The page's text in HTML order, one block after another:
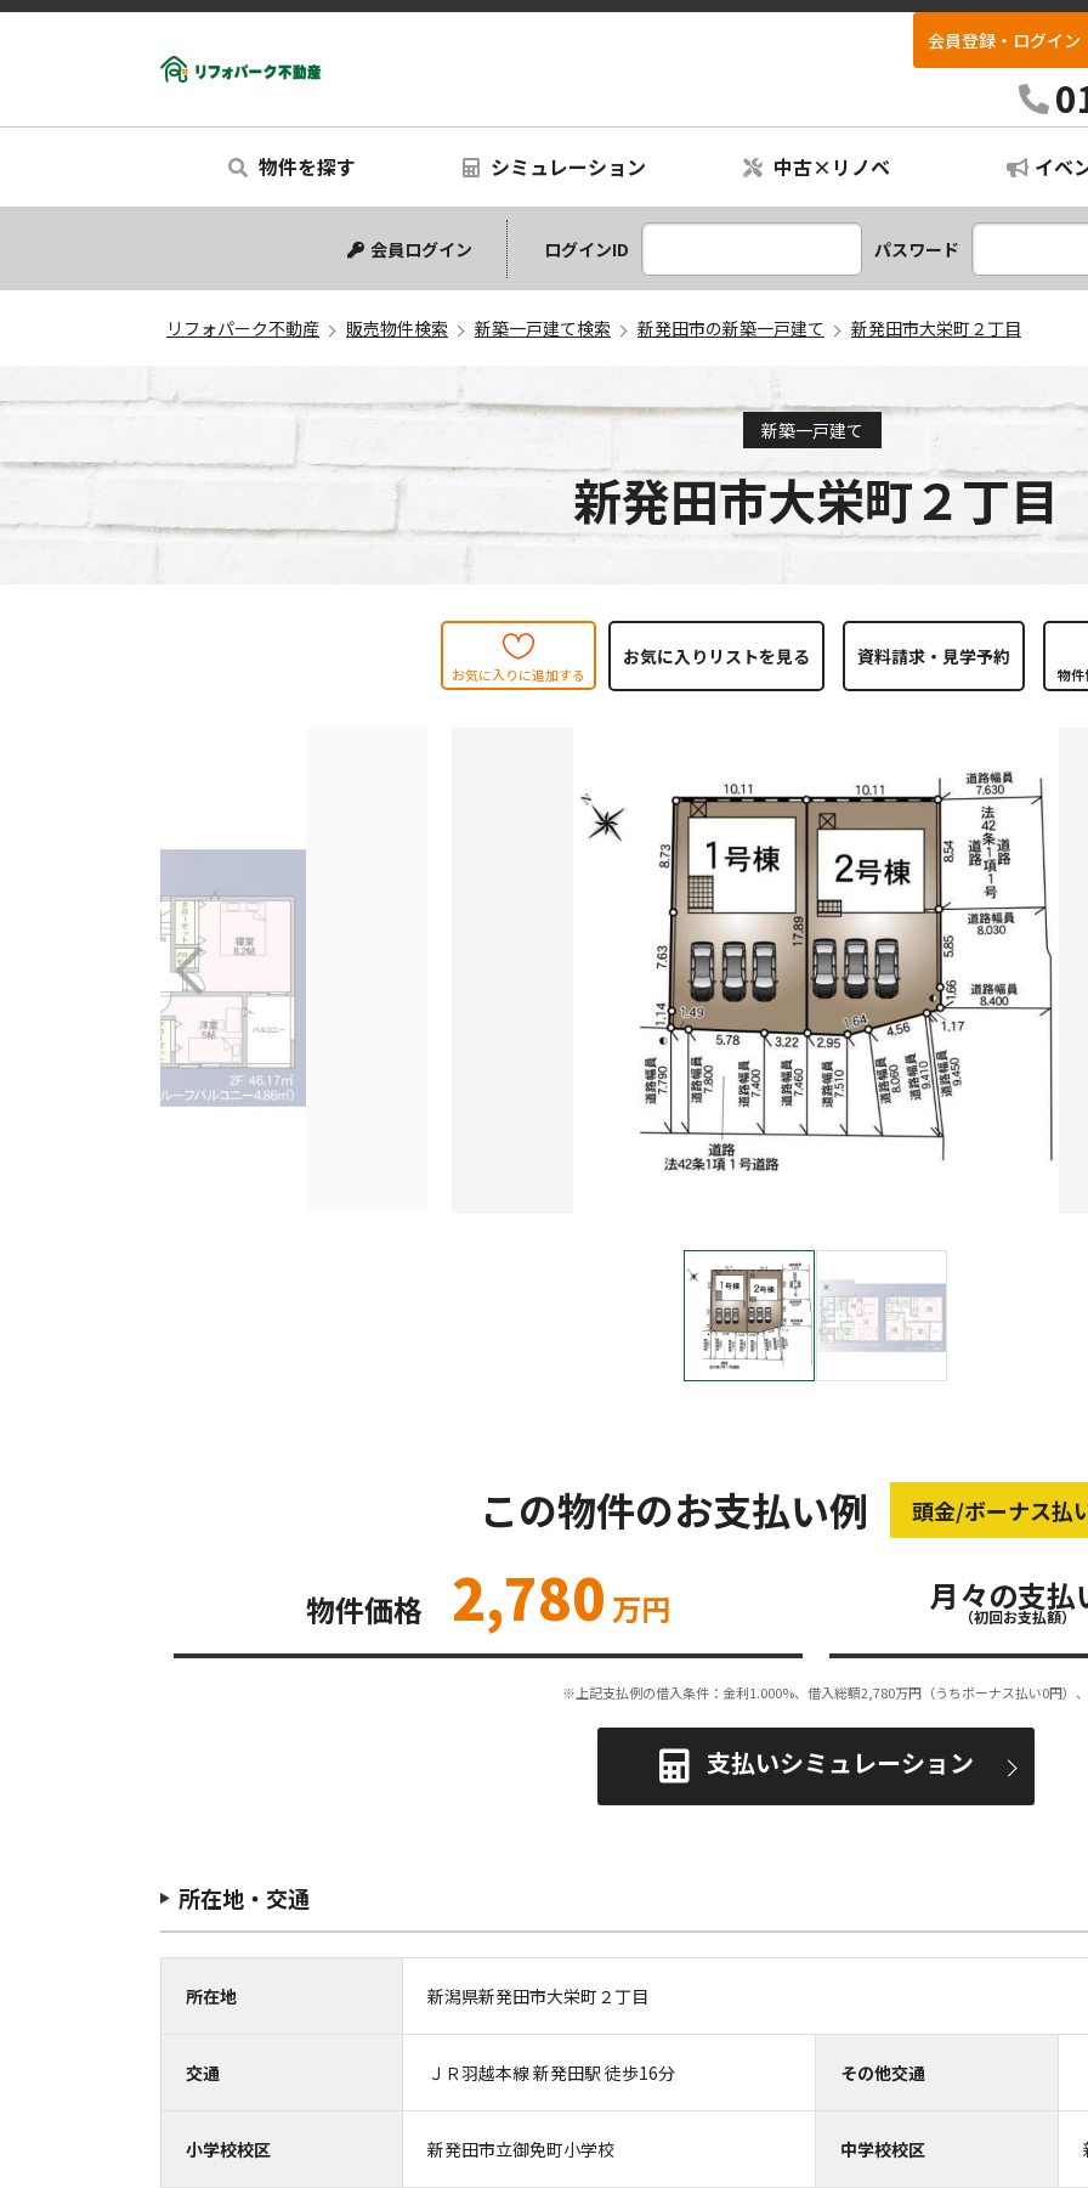
会員登録・ログイン
物件を探す
中古一戸建て
中古マンション
新築一戸建て
シミュレーション
シミュレーション
リノベーションプラン
中古×リノベ イベ
会員ログイン ログインID パスワード
リフォパーク不動産 販売物件検索 新築一戸建て検索 新発田市の新築一戸建て 新発田市大栄町２丁目
新築一戸建て
新発田市大栄町２丁目
お気に入りに追加する
お気に入りリストを見る
物件
この物件のお支払い例 頭金/ボーナス払
物件価格 2,780 万円 月々の支払
（初回お支払額）
※上記支払例の借入条件：金利1.000%、借入総額2,780万円（うちボーナス払い0円）
支払いシミュレーション
所在地・交通
所在地 新潟県新発田市大栄町２丁目
交通 ＪＲ羽越本線 新発田駅 徒歩16分 その他交通
小学校校区 新発田市立御免町小学校 中学校校区